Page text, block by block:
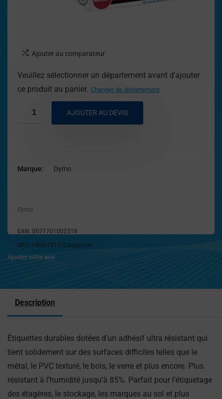
Ajouter au comparateur
Veuillez sélectionner un département avant d'ajouter
ce produit au panier. Changer de département
AJOUTER AU DEVIS
Marque Dymo
Dymo
EAN: 0071701002518
SKU: H80918155Catégories: ,
Ajouter votre avis
Description
Étiquettes durables dotées d’un adhésif ultra résistant qui
tient solidement sur des surfaces difficiles telles que le
métal, le PVC texturé, le bois, le verre et plus encore. Plus
résistant à l’humidité jusqu’à 85%. Parfait pour l’étiquetage
des étagères, le stockage, les marques au sol et plus